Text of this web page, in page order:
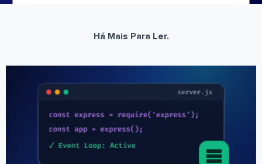
Há Mais Para Ler.